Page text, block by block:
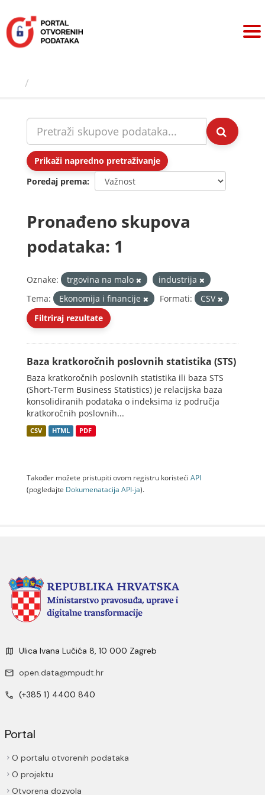
sadržaj
Prikaži napredno pretraživanje
Poredaj prema
Pronađeno skupova
podataka: 1
Oznake: trgovina na malo
industrija
Tema:
Ekonomija i financije Formati:
CSV
Filtriraj rezultate
Baza kratkoročnih poslovnih statistika (STS)
Baza kratkoročnih poslovnih statistika ili baza STS
(Short-Term Business Statistics) je relacijska baza
konsolidiranih podataka o indeksima iz područja
kratkoročnih poslovnih...
CSV HTML PDF
Također možete pristupiti ovom registru koristeći API
(pogledajte Dokumenаtаcijа API-jа).